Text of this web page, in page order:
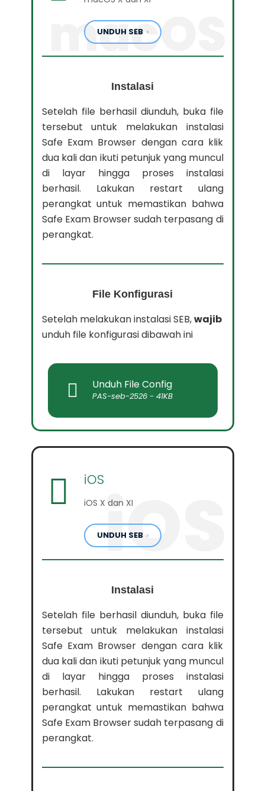
UNDUH SEB
macOS
Instalasi
Setelah file berhasil diunduh, buka file
tersebut untuk melakukan instalasi
Safe Exam Browser dengan cara klik
dua kali dan ikuti petunjuk yang muncul
di layar hingga proses instalasi
berhasil. Lakukan restart ulang
perangkat untuk memastikan bahwa
Safe Exam Browser sudah terpasang di
perangkat.
File Konfigurasi
Setelah melakukan instalasi SEB,wajib
unduh file konfigurasi dibawah ini
Unduh File Config
PAS-seb-2526 - 41KB
iOS
iOS X dan XI
UNDUH SEB
iOS
Instalasi
Setelah file berhasil diunduh, buka file
tersebut untuk melakukan instalasi
Safe Exam Browser dengan cara klik
dua kali dan ikuti petunjuk yang muncul
di layar hingga proses instalasi
berhasil. Lakukan restart ulang
perangkat untuk memastikan bahwa
Safe Exam Browser sudah terpasang di
perangkat.